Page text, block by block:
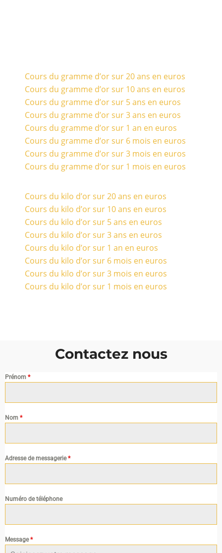
Cours du gramme d’or sur 20 ans en euros
Cours du gramme d’or sur 10 ans en euros
Cours du gramme d’or sur 5 ans en euros
Cours du gramme d’or sur 3 ans en euros
Cours du gramme d’or sur 1 an en euros
Cours du gramme d’or sur 6 mois en euros
Cours du gramme d’or sur 3 mois en euros
Cours du gramme d’or sur 1 mois en euros
Cours du kilo d’or sur 20 ans en euros
Cours du kilo d’or sur 10 ans en euros
Cours du kilo d’or sur 5 ans en euros
Cours du kilo d’or sur 3 ans en euros
Cours du kilo d’or sur 1 an en euros
Cours du kilo d’or sur 6 mois en euros
Cours du kilo d’or sur 3 mois en euros
Cours du kilo d’or sur 1 mois en euros
Contactez nous
Prénom *
Nom *
Adresse de messagerie*
Numéro de téléphone
Message*